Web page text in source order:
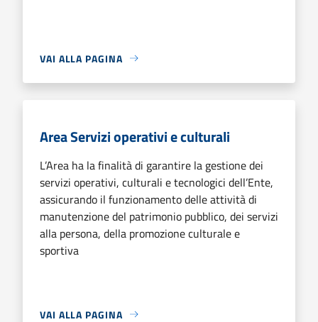
VAI ALLA PAGINA
Area Servizi operativi e culturali
L’Area ha la finalità di garantire la gestione dei
servizi operativi, culturali e tecnologici dell’Ente,
assicurando il funzionamento delle attività di
manutenzione del patrimonio pubblico, dei servizi
alla persona, della promozione culturale e
sportiva
VAI ALLA PAGINA